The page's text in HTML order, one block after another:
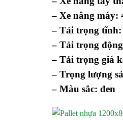
– Xe nâng máy:
– Tải trọng tĩnh:
– Tải trọng
– Tải trọng giá
– Trọng lượng
– Màu sắc: đen